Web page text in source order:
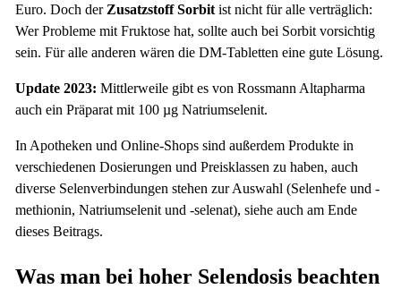
Euro. Doch der Zusatzstoff Sorbitist nicht für alle verträglich:
Wer Probleme mit Fruktose hat, sollte auch bei Sorbit vorsichtig
sein. Für alle anderen wären die DM-Tabletten eine gute Lösung.
Update 2023: Mittlerweile gibt es von Rossmann Altapharma
auch ein Präparat mit 100 µg Natriumselenit.
In Apotheken und Online-Shops sind außerdem Produkte in
verschiedenen Dosierungen und Preisklassen zu haben, auch
diverse Selenverbindungen stehen zur Auswahl (Selenhefe und -
methionin, Natriumselenit und -selenat), siehe auch am Ende
dieses Beitrags.
Was man bei hoher Selendosis beachten